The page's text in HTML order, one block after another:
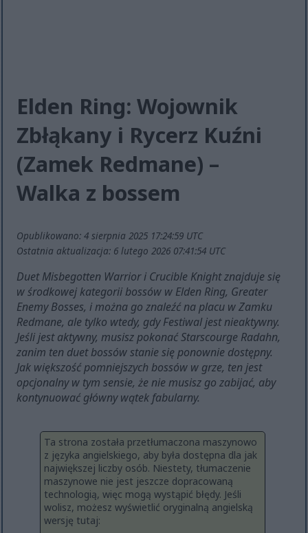
Elden Ring: Wojownik
Zbłąkany i Rycerz Kuźni
(Zamek Redmane) –
Walka z bossem
Opublikowano: 4 sierpnia 2025 17:24:59 UTC
Ostatnia aktualizacja: 6 lutego 2026 07:41:54 UTC
Duet Misbegotten Warrior i Crucible Knight znajduje się
w środkowej kategorii bossów w Elden Ring, Greater
Enemy Bosses, i można go znaleźć na placu w Zamku
Redmane, ale tylko wtedy, gdy Festiwal jest nieaktywny.
Jeśli jest aktywny, musisz pokonać Starscourge Radahn,
zanim ten duet bossów stanie się ponownie dostępny.
Jak większość pomniejszych bossów w grze, ten jest
opcjonalny w tym sensie, że nie musisz go zabijać, aby
kontynuować główny wątek fabularny.
Ta strona została przetłumaczona maszynowo
z języka angielskiego, aby była dostępna dla jak
największej liczby osób. Niestety, tłumaczenie
maszynowe nie jest jeszcze dopracowaną
technologią, więc mogą wystąpić błędy. Jeśli
wolisz, możesz wyświetlić oryginalną angielską
wersję tutaj: